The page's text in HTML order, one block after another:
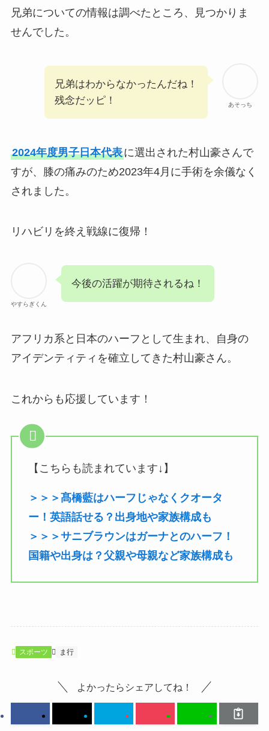
兄弟についての情報は調べたところ、見つかりま
せんでした。
あそっち
兄弟はわからなかったんだね！
残念だッピ！
2024年度男子日本代表に選出された村山豪さんで
すが、膝の痛みのため2023年4月に手術を余儀なく
されました。
リハビリを終え戦線に復帰！
やすらぎくん
今後の活躍が期待されるね！
アフリカ系と日本のハーフとして生まれ、自身の
アイデンティティを確立してきた村山豪さん。
これからも応援しています！
【こちらも読まれています↓】
＞＞＞髙橋藍はハーフじゃなくクオータ
ー！英語話せる？出身地や家族構成も
＞＞＞サニブラウンはガーナとのハーフ！
国籍や出身は？父親や母親など家族構成も
スポーツ ま行
よかったらシェアしてね！